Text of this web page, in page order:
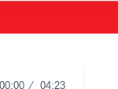
00:00 04:23